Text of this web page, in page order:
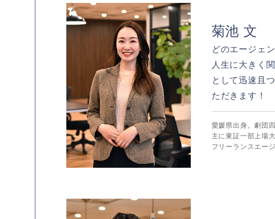
菊池 文
どのエージェ
人生に大きく
として迅速且
ただきます！
愛媛県出身。劇団
主に東証一部上場
フリーランスエー